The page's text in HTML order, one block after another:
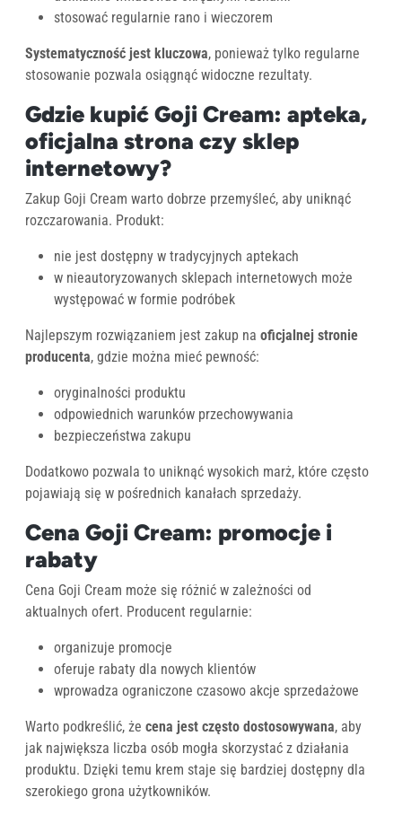
stosować regularnie rano i wieczorem
Systematyczność jest kluczowa, ponieważ tylko regularne
stosowanie pozwala osiągnąć widoczne rezultaty.
Gdzie kupić Goji Cream: apteka,
oficjalna strona czy sklep
internetowy?
Zakup Goji Cream warto dobrze przemyśleć, aby uniknąć
rozczarowania. Produkt:
nie jest dostępny w tradycyjnych aptekach
w nieautoryzowanych sklepach internetowych może
występować w formie podróbek
Najlepszym rozwiązaniem jest zakup na oficjalnej stronie
producenta, gdzie można mieć pewność:
oryginalności produktu
odpowiednich warunków przechowywania
bezpieczeństwa zakupu
Dodatkowo pozwala to uniknąć wysokich marż, które często
pojawiają się w pośrednich kanałach sprzedaży.
Cena Goji Cream: promocje i
rabaty
Cena Goji Cream może się różnić w zależności od
aktualnych ofert. Producent regularnie:
organizuje promocje
oferuje rabaty dla nowych klientów
wprowadza ograniczone czasowo akcje sprzedażowe
Warto podkreślić, że cena jest często dostosowywana, aby
jak największa liczba osób mogła skorzystać z działania
produktu. Dzięki temu krem staje się bardziej dostępny dla
szerokiego grona użytkowników.